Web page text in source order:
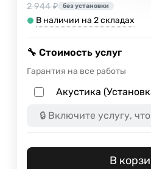
2 944 ₽ без установки
В наличии на 2 складах
🔧 Стоимость услуг
Гарантия на все работы
Акустика
В